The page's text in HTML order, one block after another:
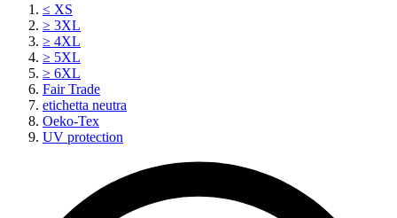
≤ XS
≥ 3XL
≥ 4XL
≥ 5XL
≥ 6XL
Fair Trade
etichetta neutra
Oeko-Tex
UV protection